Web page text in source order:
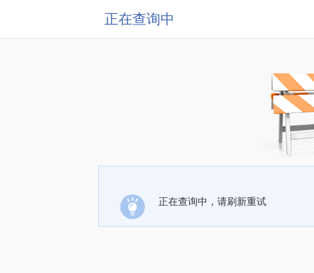
正在查询中
正在查询中，请刷新重试